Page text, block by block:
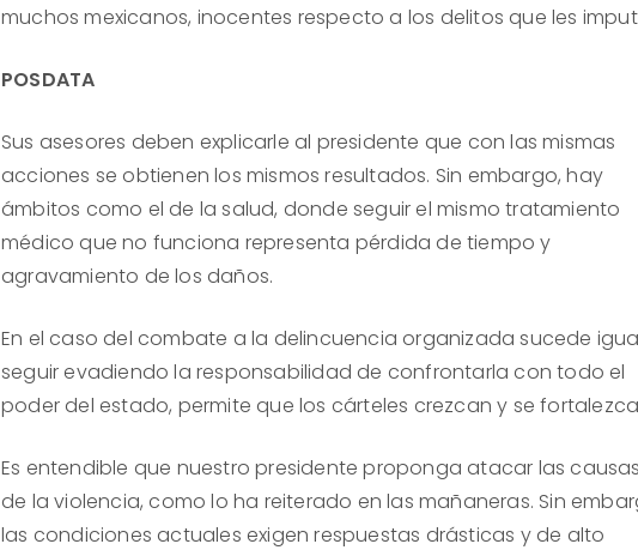
muchos mexicanos, inocentes respecto a los delitos que les
POSDATA
Sus asesores deben explicarle al presidente que con las mismas
acciones se obtienen los mismos resultados. Sin embargo, hay
ámbitos como el de la salud, donde seguir el mismo tratamiento
médico que no funciona representa pérdida de tiempo y
agravamiento de los daños.
En el caso del combate a la delincuencia organizada sucede
seguir evadiendo la responsabilidad de confrontarla con todo el
poder del estado, permite que los cárteles crezcan y se
Es entendible que nuestro presidente proponga atacar las causas
de la violencia, como lo ha reiterado en las mañaneras. Sin
las condiciones actuales exigen respuestas drásticas y de alto